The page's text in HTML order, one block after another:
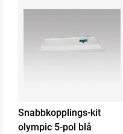
Snabbkopplings-kit
olympic 5-pol blå